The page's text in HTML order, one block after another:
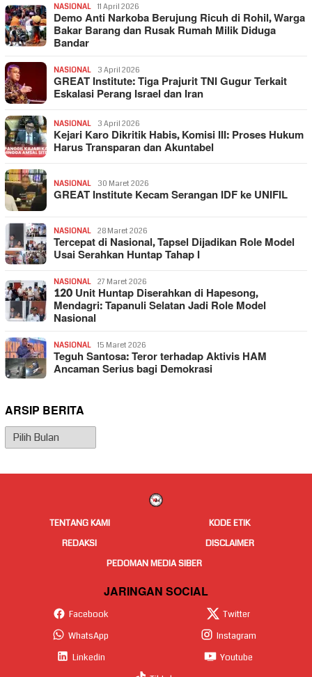
NASIONAL 11 April 2026
Demo Anti Narkoba Berujung Ricuh di Rohil, Warga
Bakar Barang dan Rusak Rumah Milik Diduga
Bandar
NASIONAL 3 April 2026
GREAT Institute: Tiga Prajurit TNI Gugur Terkait
Eskalasi Perang Israel dan Iran
NASIONAL 3 April 2026
Kejari Karo Dikritik Habis, Komisi III: Proses Hukum
Harus Transparan dan Akuntabel
NASIONAL 30 Maret 2026
GREAT Institute Kecam Serangan IDF ke UNIFIL
NASIONAL 28 Maret 2026
Tercepat di Nasional, Tapsel Dijadikan Role Model
Usai Serahkan Huntap Tahap I
NASIONAL 27 Maret 2026
120 Unit Huntap Diserahkan di Hapesong,
Mendagri: Tapanuli Selatan Jadi Role Model
Nasional
NASIONAL 15 Maret 2026
Teguh Santosa: Teror terhadap Aktivis HAM
Ancaman Serius bagi Demokrasi
ARSIP BERITA
Arsip
Berita
TENTANG KAMI
KODE ETIK
REDAKSI
DISCLAIMER
PEDOMAN MEDIA SIBER
JARINGAN SOCIAL
Facebook
Twitter
WhatsApp
Instagram
Linkedin
Youtube